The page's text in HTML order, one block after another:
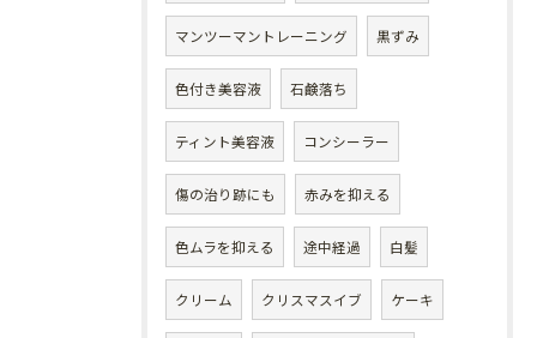
マンツーマントレーニング 黒ずみ
色付き美容液 石鹸落ち
ティント美容液 コンシーラー
傷の治り跡にも 赤みを抑える
色ムラを抑える 途中経過 白髪
クリーム クリスマスイブ ケーキ